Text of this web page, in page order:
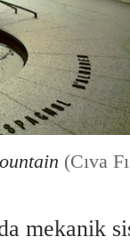
(Cıva
mekanik